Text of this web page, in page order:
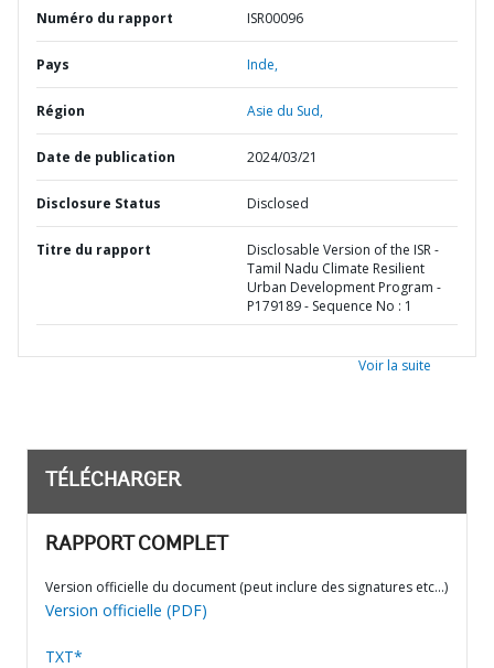
Numéro du rapport ISR00096
Pays Inde,
Région Asie du Sud,
Date de publication 2024/03/21
Disclosure Status Disclosed
Titre du rapport
Disclosable Version of the ISR -
Tamil Nadu Climate Resilient
Urban Development Program -
P179189 - Sequence No : 1
Voir la suite
TÉLÉCHARGER
RAPPORT COMPLET
Version officielle du document (peut inclure des signatures etc…)
Version officielle (PDF)
TXT*